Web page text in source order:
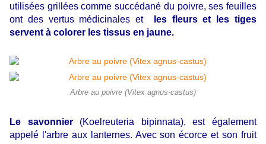
utilisées grillées comme succédané du poivre, ses feuilles
ont des vertus médicinales et
les fleurs et les tiges
servent à colorer les tissus en jaune.
Arbre au poivre (Vitex agnus-castus)
Le savonnier (Koelreuteria
bipinnata), est également
appelé l'arbre aux lanternes. Avec son écorce et son fruit